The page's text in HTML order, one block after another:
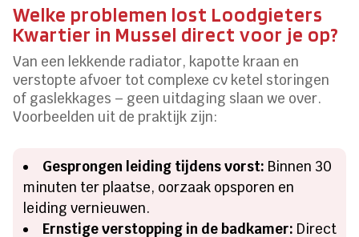
Welke problemen lost Loodgieters
Kwartier in Mussel direct voor je op?
Van een lekkende radiator, kapotte kraan en
verstopte afvoer tot complexe cv ketel storingen
of gaslekkages – geen uitdaging slaan we over.
Voorbeelden uit de praktijk zijn:
Gesprongen leiding tijdens vorst: Binnen 30
minuten ter plaatse, oorzaak opsporen en
leiding vernieuwen.
Ernstige verstopping in de badkamer: Direct